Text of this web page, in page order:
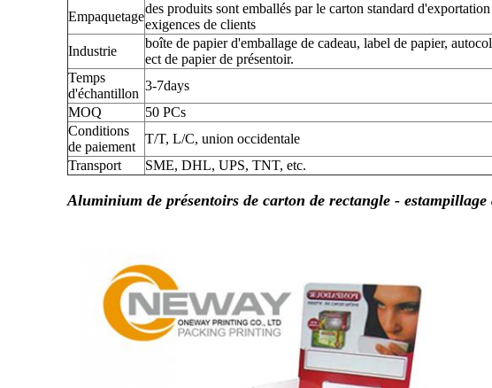
Empaquetage
des produits sont emballés par le carton standard
exigences de clients
Industrie
boîte de papier d'emballage de cadeau, label de papier,
ect de papier de présentoir.
Temps
d'échantillon
3-7days
MOQ
50 PCs
Conditions
de paiement
T/T, L/C, union occidentale
Transport
SME, DHL, UPS, TNT, etc.
Aluminium de présentoirs de carton de rectangle -